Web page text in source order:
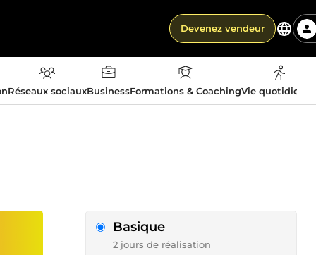
Devenez vendeur
Réseaux sociauxBusinessFormations & CoachingVie
Basique
2 jours de réalisation